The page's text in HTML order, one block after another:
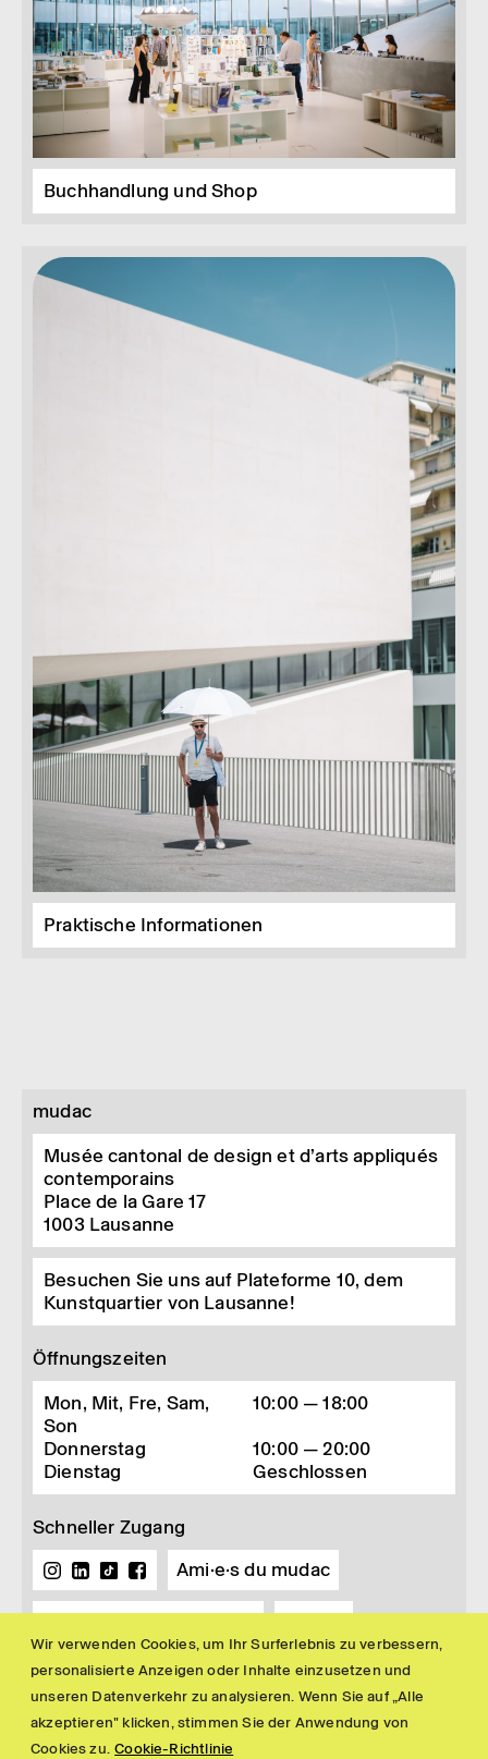
Wir verwenden Cookies, um Ihr Surferlebnis zu verbessern,
personalisierte Anzeigen oder Inhalte einzusetzen und
unseren Datenverkehr zu analysieren. Wenn Sie auf „Alle
akzeptieren" klicken, stimmen Sie der Anwendung von
Cookies zu. Cookie-Richtlinie
Buchhandlung und Shop
Praktische Informationen
mudac
Musée cantonal de design et d’arts appliqués
contemporains
Place de la Gare 17
1003 Lausanne
Besuchen Sie uns auf Plateforme 10, dem
Kunstquartier von Lausanne!
Öffnungszeiten
Mon, Mit, Fre, Sam,
Son
10:00 — 18:00
Donnerstag
10:00 — 20:00
Dienstag
Geschlossen
Schneller Zugang
Ami·e·s du mudac
Buchhandlung und Shop Presse
Newsletter